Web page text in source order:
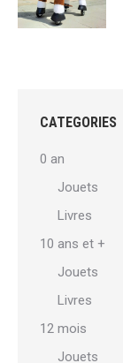
CATEGORIES
0 an
Jouets
Livres
10 ans et +
Jouets
Livres
12 mois
Jouets